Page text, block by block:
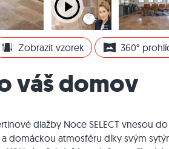
Zobrazit vzorek 360°
váš domov
dlažby Noce SELECT vnesou do
domáckou atmosféru díky svým